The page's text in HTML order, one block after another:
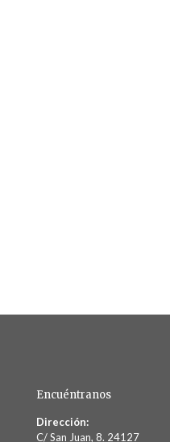
Encuéntranos
Dirección:
C/ San Juan, 8. 24127